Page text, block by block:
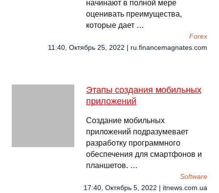
начинают в полной мере
оценивать преимущества,
которые дает …
Forex
11:40, Октябрь 25, 2022 | ru.financemagnates.com
Этапы создания мобильных
приложений
Создание мобильных
приложений подразумевает
разработку программного
обеспечения для смартфонов и
планшетов. …
Software
17:40, Октябрь 5, 2022 | itnews.com.ua